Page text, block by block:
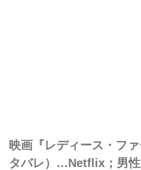
映画『レディース・フ
タバレ）…Netflix；男性